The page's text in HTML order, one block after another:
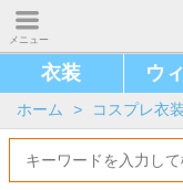
メニュー
衣装 ウ
ホーム > コスプレ衣装